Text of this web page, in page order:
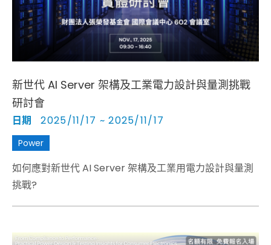
新世代 AI Server 架構及工業電力設計與量測挑戰
研討會
日期 2025/11/17 ~ 2025/11/17
Power
如何應對新世代 AI Server 架構及工業用電力設計與量測
挑戰?